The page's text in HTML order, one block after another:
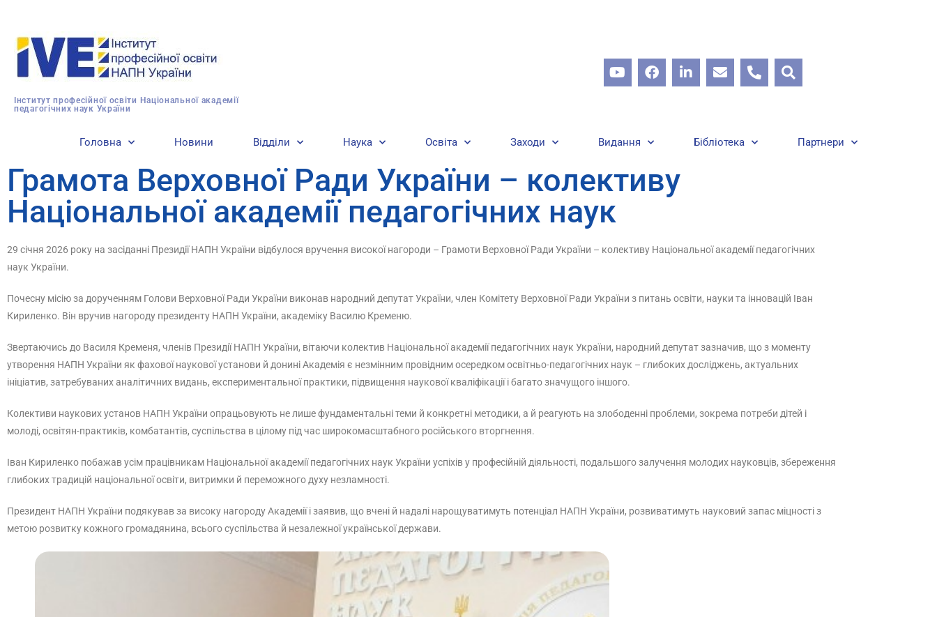
Інститут професійної освіти Національної академії
педагогічних наук України
Головна Новини Відділи Наука Освіта Заходи Видання Бібліотека Партнери
Грамота Верховної Ради України – колективу
Національної академії педагогічних наук
29 січня 2026 року на засіданні Президії НАПН України відбулося вручення високої нагороди – Грамоти Верховної Ради України – колективу Національної академії педагогічних
наук України.
Почесну місію за дорученням Голови Верховної Ради України виконав народний депутат України, член Комітету Верховної Ради України з питань освіти, науки та інновацій Іван
Кириленко. Він вручив нагороду президенту НАПН України, академіку Василю Кременю.
Звертаючись до Василя Кременя, членів Президії НАПН України, вітаючи колектив Національної академії педагогічних наук України, народний депутат зазначив, що з моменту
утворення НАПН України як фахової наукової установи й донині Академія є незмінним провідним осередком освітньо-педагогічних наук – глибоких досліджень, актуальних
ініціатив, затребуваних аналітичних видань, експериментальної практики, підвищення наукової кваліфікації і багато значущого іншого.
Колективи наукових установ НАПН України опрацьовують не лише фундаментальні теми й конкретні методики, а й реагують на злободенні проблеми, зокрема потреби дітей і
молоді, освітян-практиків, комбатантів, суспільства в цілому під час широкомасштабного російського вторгнення.
Іван Кириленко побажав усім працівникам Національної академії педагогічних наук України успіхів у професійній діяльності, подальшого залучення молодих науковців, збереження
глибоких традицій національної освіти, витримки й переможного духу незламності.
Президент НАПН України подякував за високу нагороду Академії і заявив, що вчені й надалі нарощуватимуть потенціал НАПН України, розвиватимуть науковий запас міцності з
метою розвитку кожного громадянина, всього суспільства й незалежної української держави.